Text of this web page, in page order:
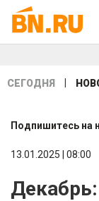
СЕГОДНЯ
Подпишитесь на
13.01.2025 | 08:00